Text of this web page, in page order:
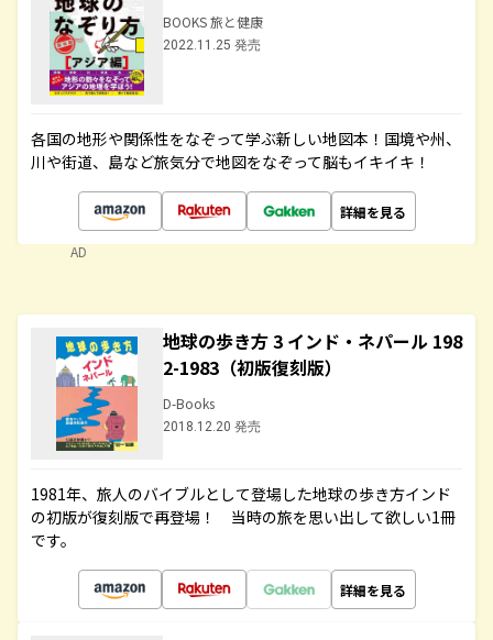
BOOKS 旅と健康
2022.11.25 発売
各国の地形や関係性をなぞって学ぶ新しい地図本！国境や州、
川や街道、島など旅気分で地図をなぞって脳もイキイキ！
詳細を見る
AD
地球の歩き方 3 インド・ネパール 198
2-1983（初版復刻版）
D-Books
2018.12.20 発売
1981年、旅人のバイブルとして登場した地球の歩き方インド
の初版が復刻版で再登場！ 当時の旅を思い出して欲しい1冊
です。
詳細を見る